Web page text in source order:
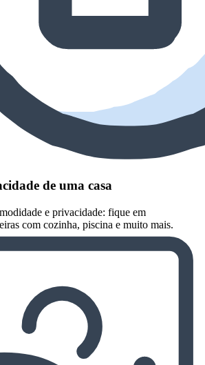
de uma casa
e privacidade: fique em
com cozinha, piscina e muito mais.